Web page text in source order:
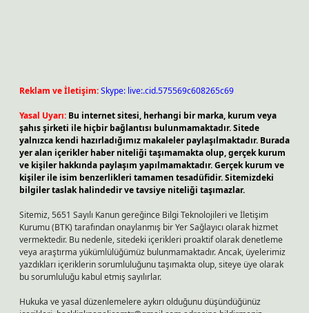
Reklam ve İletişim:Skype: live:.cid.575569c608265c69
Yasal Uyarı: Bu internet sitesi, herhangi bir marka, kurum veya
şahıs şirketi ile hiçbir bağlantısı bulunmamaktadır. Sitede
yalnızca kendi hazırladığımız makaleler paylaşılmaktadır. Burada
yer alan içerikler haber niteliği taşımamakta olup, gerçek kurum
ve kişiler hakkında paylaşım yapılmamaktadır. Gerçek kurum ve
kişiler ile isim benzerlikleri tamamen tesadüfidir. Sitemizdeki
bilgiler taslak halindedir ve tavsiye niteliği taşımazlar.
Sitemiz, 5651 Sayılı Kanun gereğince Bilgi Teknolojileri ve İletişim
Kurumu (BTK) tarafından onaylanmış bir Yer Sağlayıcı olarak hizmet
vermektedir. Bu nedenle, sitedeki içerikleri proaktif olarak denetleme
veya araştırma yükümlülüğümüz bulunmamaktadır. Ancak, üyelerimiz
yazdıkları içeriklerin sorumluluğunu taşımakta olup, siteye üye olarak
bu sorumluluğu kabul etmiş sayılırlar.
Hukuka ve yasal düzenlemelere aykırı olduğunu düşündüğünüz